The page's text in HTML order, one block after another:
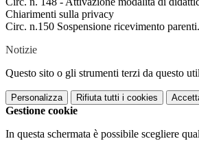
Chiarimenti sulla privacy
Circ. n.150 Sospensione ricevimento
Notizie
Questo sito o gli strumenti terzi da questo
Personalizza Rifiuta tutti i cookies
Gestione cookie
In questa schermata è possibile scegliere